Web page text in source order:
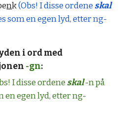
nk(Obs! I disse ordeneskal
som en egen lyd, etter ng-
i ord med
-gn:
I disse ordene skal-n på
en egen lyd, etter ng-